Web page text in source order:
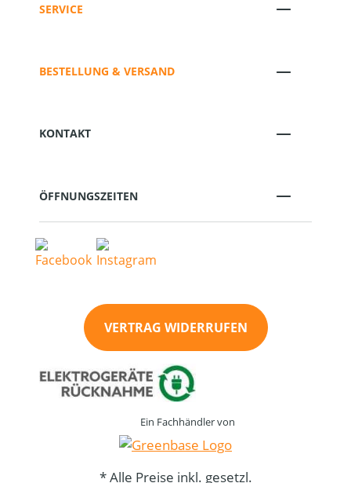
SERVICE
BESTELLUNG & VERSAND
KONTAKT
ÖFFNUNGSZEITEN
VERTRAG WIDERRUFEN
Ein Fachhändler von
* Alle Preise inkl. gesetzl.